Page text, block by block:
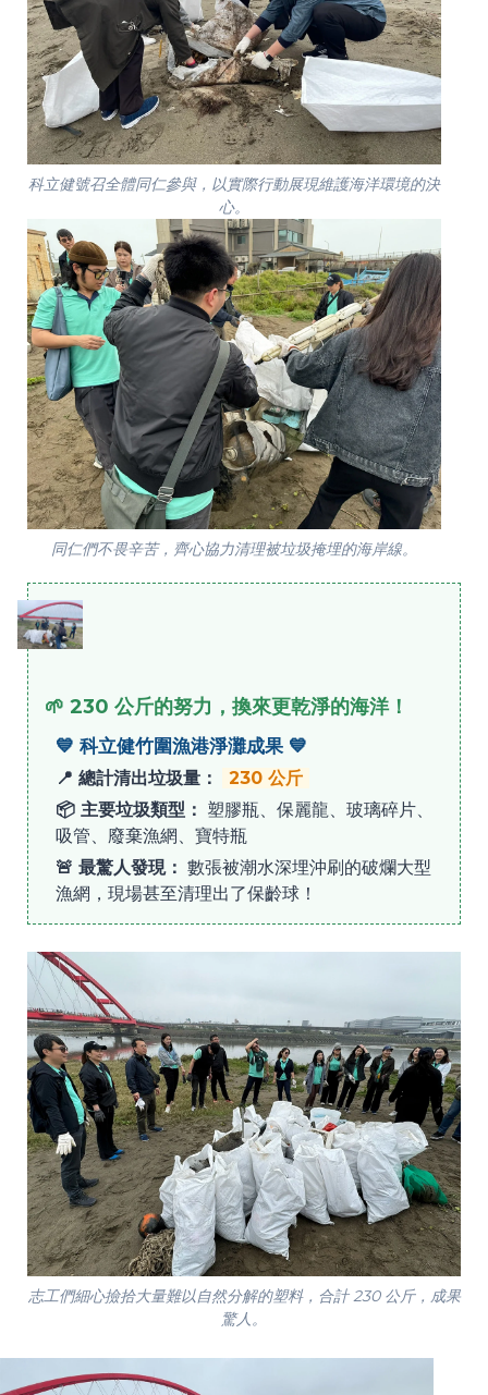
科立健號召全體同仁參與，以實際行動展現維護海洋環境的決
心。
同仁們不畏辛苦，齊心協力清理被垃圾掩埋的海岸線。
🌱 230 公斤的努力，換來更乾淨的海洋！
💙 科立健竹圍漁港淨灘成果 💙
📍 總計清出垃圾量：
230 公斤
📦 主要垃圾類型： 塑膠瓶、保麗龍、玻璃碎片、
吸管、廢棄漁網、寶特瓶
🚨 最驚人發現： 數張被潮水深埋沖刷的破爛大型
漁網，現場甚至清理出了保齡球！
志工們細心撿拾大量難以自然分解的塑料，合計 230 公斤，成果
驚人。